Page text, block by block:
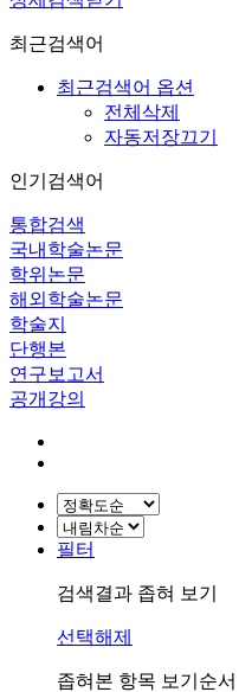
최근검색어
최근검색어 옵션
전체삭제
자동저장끄기
인기검색어
통합검색
국내학술논문
학위논문
해외학술논문
학술지
단행본
연구보고서
공개강의
필터
검색결과 좁혀 보기
선택해제
좁혀본 항목 보기순서